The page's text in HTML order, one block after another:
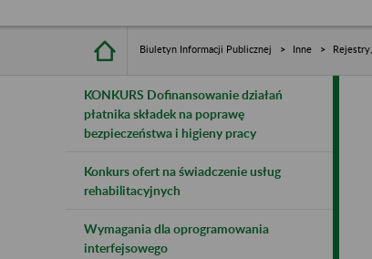
Biuletyn Informacji Publicznej Inne
KONKURS Dofinansowanie działań
płatnika składek na poprawę
bezpieczeństwa i higieny pracy
Konkurs ofert na świadczenie usług
rehabilitacyjnych
Wymagania dla oprogramowania
interfejsowego